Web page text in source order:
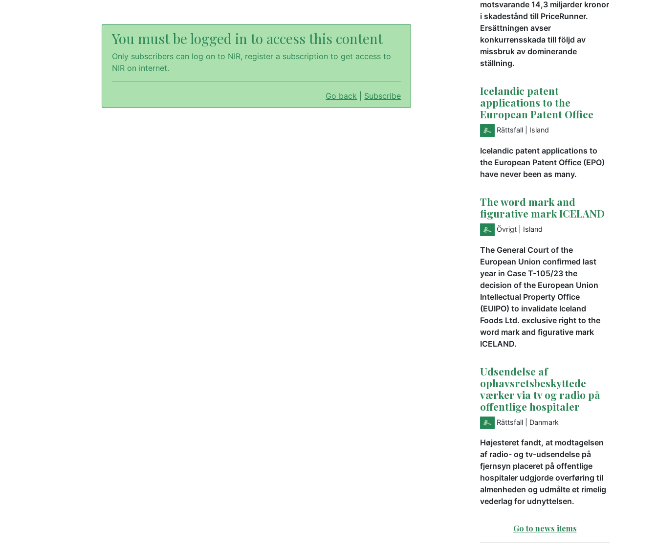
You must be logged in to access this content
Only subscribers can log on to NIR, register a subscription to get access to
NIR on internet.
Go back Subscribe
motsvarande 14,3 miljarder kronor
i skadestånd till PriceRunner.
Ersättningen avser
konkurrensskada till följd av
missbruk av dominerande
ställning.
Icelandic patent
applications to the
European Patent Office
Rättsfall | Island
Icelandic patent applications to
the European Patent Office (EPO)
have never been as many.
The word mark and
figurative mark ICELAND
Övrigt | Island
The General Court of the
European Union confirmed last
year in Case T-105/23 the
decision of the European Union
Intellectual Property Office
(EUIPO) to invalidate Iceland
Foods Ltd. exclusive right to the
word mark and figurative mark
ICELAND.
Udsendelse af
ophavsretsbeskyttede
værker via tv og radio på
offentlige hospitaler
Rättsfall | Danmark
Højesteret fandt, at modtagelsen
af radio- og tv-udsendelse på
fjernsyn placeret på offentlige
hospitaler udgjorde overføring til
almenheden og udmålte et rimelig
vederlag for udnyttelsen.
Go to news items